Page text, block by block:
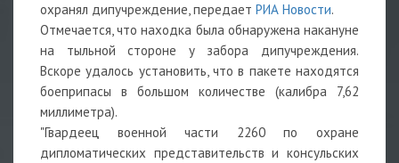
охранял дипучреждение, передает РИА Новости.
Отмечается, что находка была обнаружена накануне
на тыльной стороне у забора дипучреждения.
Вскоре удалось установить, что в пакете находятся
боеприпасы в большом количестве (калибра 7,62
миллиметра).
"Гвардеец военной части 2260 по охране
дипломатических представительств и консульских